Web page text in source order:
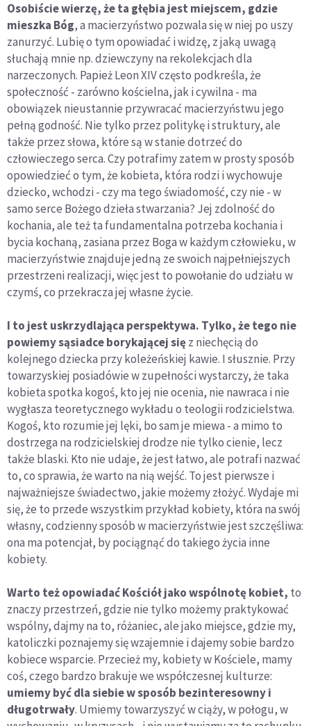
Osobiście wierzę, że ta głębia jest miejscem, gdzie
mieszka Bóg, a macierzyństwo pozwala się w niej po uszy
zanurzyć. Lubię o tym opowiadać i widzę, z jaką uwagą
słuchają mnie np. dziewczyny na rekolekcjach dla
narzeczonych. Papież Leon XIV często podkreśla, że
społeczność - zarówno kościelna, jak i cywilna - ma
obowiązek nieustannie przywracać macierzyństwu jego
pełną godność. Nie tylko przez politykę i struktury, ale
także przez słowa, które są w stanie dotrzeć do
człowieczego serca. Czy potrafimy zatem w prosty sposób
opowiedzieć o tym, że kobieta, która rodzi i wychowuje
dziecko, wchodzi - czy ma tego świadomość, czy nie - w
samo serce Bożego dzieła stwarzania? Jej zdolność do
kochania, ale też ta fundamentalna potrzeba kochania i
bycia kochaną, zasiana przez Boga w każdym człowieku, w
macierzyństwie znajduje jedną ze swoich najpełniejszych
przestrzeni realizacji, więc jest to powołanie do udziału w
czymś, co przekracza jej własne życie.
I to jest uskrzydlająca perspektywa. Tylko, że tego nie
powiemy sąsiadce borykającej sięz niechęcią do
kolejnego dziecka przy koleżeńskiej kawie. I słusznie. Przy
towarzyskiej posiadówie w zupełności wystarczy, że taka
kobieta spotka kogoś, kto jej nie ocenia, nie nawraca i nie
wygłasza teoretycznego wykładu o teologii rodzicielstwa.
Kogoś, kto rozumie jej lęki, bo sam je miewa - a mimo to
dostrzega na rodzicielskiej drodze nie tylko cienie, lecz
także blaski. Kto nie udaje, że jest łatwo, ale potrafi nazwać
to, co sprawia, że warto na nią wejść. To jest pierwsze i
najważniejsze świadectwo, jakie możemy złożyć. Wydaje mi
się, że to przede wszystkim przykład kobiety, która na swój
własny, codzienny sposób w macierzyństwie jest szczęśliwa:
ona ma potencjał, by pociągnąć do takiego życia inne
kobiety.
Warto też opowiadać Kościół jako wspólnotę kobiet, to
znaczy przestrzeń, gdzie nie tylko możemy praktykować
wspólny, dajmy na to, różaniec, ale jako miejsce, gdzie my,
katoliczki poznajemy się wzajemnie i dajemy sobie bardzo
kobiece wsparcie. Przecież my, kobiety w Kościele, mamy
coś, czego bardzo brakuje we współczesnej kulturze:
umiemy być dla siebie w sposób bezinteresowny i
długotrwały. Umiemy towarzyszyć w ciąży, w połogu, w